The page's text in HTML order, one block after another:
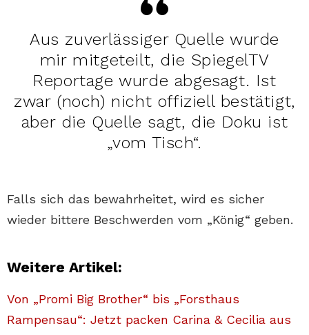
Aus zuverlässiger Quelle wurde
mir mitgeteilt, die SpiegelTV
Reportage wurde abgesagt. Ist
zwar (noch) nicht offiziell bestätigt,
aber die Quelle sagt, die Doku ist
„vom Tisch“.
Falls sich das bewahrheitet, wird es sicher
wieder bittere Beschwerden vom „König“ geben.
Weitere Artikel:
Von „Promi Big Brother“ bis „Forsthaus
Rampensau“: Jetzt packen Carina & Cecilia aus